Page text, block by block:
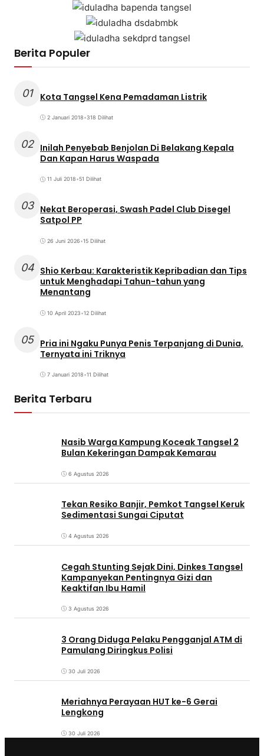
Berita Populer
01 Kota Tangsel Kena Pemadaman Listrik
2 Januari 2018•318 Dilihat
02 Inilah Penyebab Benjolan Di Belakang Kepala
Dan Kapan Harus Waspada
11 Juli 2018•51 Dilihat
03 Nekat Beroperasi, Swash Padel Club Disegel
Satpol PP
26 Juni 2026•15 Dilihat
04 Shio Kerbau: Karakteristik Kepribadian dan Tips
untuk Menghadapi Tahun-tahun yang
Menantang
10 April 2023•12 Dilihat
05 Pria ini Ngaku Punya Penis Terpanjang di Dunia,
Ternyata ini Triknya
7 Januari 2018•11 Dilihat
Berita Terbaru
Nasib Warga Kampung Koceak Tangsel 2
Bulan Kekeringan Dampak Kemarau
6 Agustus 2026
Tekan Resiko Banjir, Pemkot Tangsel Keruk
Sedimentasi Sungai Ciputat
4 Agustus 2026
Cegah Stunting Sejak Dini, Dinkes Tangsel
Kampanyekan Pentingnya Gizi dan
Keaktifan Ibu Hamil
3 Agustus 2026
3 Orang Diduga Pelaku Pengganjal ATM di
Pamulang Diringkus Polisi
30 Juli 2026
Meriahnya Perayaan HUT ke-6 Gerai
Lengkong
30 Juli 2026